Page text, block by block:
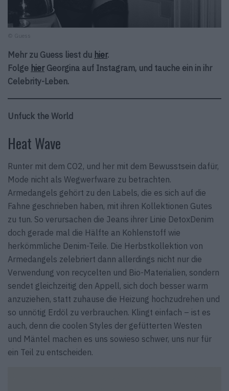
Mehr zu Guess liest du hier.
Folge hierGeorgina auf Instagram, und tauche ein in ihr
Celebrity-Leben.
Unfuck the World
Heat Wave
Runter mit dem CO2, und her mit dem Bewusst­sein dafür,
Mode nicht als Wegwerfware zu betrach­ten.
Armedangels gehört zu den Labels, die es sich auf die
Fahne geschrieben haben, mit ihren Kollektionen Gutes
zu tun. So verursachen die Jeans ihrer Linie Detox­Denim
doch gerade mal die Hälfte an Kohlen­stoff wie
herkömmliche Denim-Teile. Die Herbst­kollektion von
Armedangels zelebriert dann allerdings nicht nur die
Verwendung von recycelten und Bio-Materialien, sondern
sendet gleichzeitig den Appell, sich doch besser warm
anzuziehen, statt zuhause die Heizung hoch­zudrehen und
so unnötig Erdöl zu verbrauchen. Klingt einfach – ist es
auch, denn die coolen Styles der gefütterten Westen
und Mäntel machen es uns sowieso schwer, uns nur für
ein Teil zu entscheiden.